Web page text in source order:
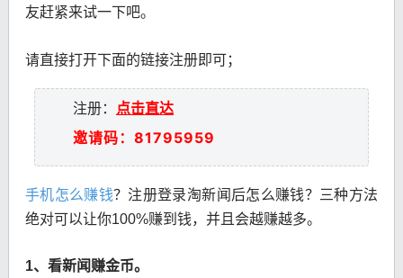
友赶紧来试一下吧。
请直接打开下面的链接注册即可；
注册： 点击直达
邀请码：81795959
手机怎么赚钱？注册登录淘新闻后怎么赚钱？三种方法
绝对可以让你100%赚到钱，并且会越赚越多。
1、看新闻赚金币。